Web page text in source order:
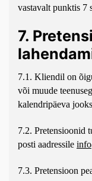
vastavalt punktis 7
7.
7.1. Kliendil on
või muude
kalendripäeva
7.2. Pretensioonid
posti aadressile
7.3. Pretensioon